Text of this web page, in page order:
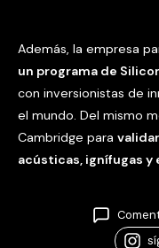
Además, la empresa
un programa de
con inversionistas de
el mundo. Del mismo
Cambridge para
acústicas, ignífugas